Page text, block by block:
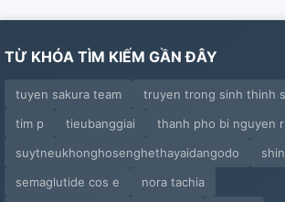
TỪ KHÓA TÌM KIẾM GẦN ĐÂY
tuyen sakura team
truyen trong sinh thinh
tim p
tieubanggiai
thanh pho bi nguyen
suytneukhonghosenghethayaidangodo
semaglutide cos e
nora tachia